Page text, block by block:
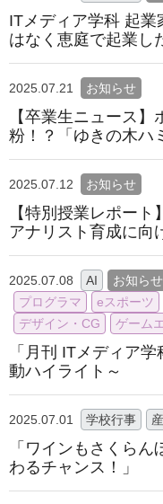
ITメディア学科 起
はなく恵庭で起業し
2025.07.21 お知らせ
【卒業生ニュース
粉！？「ゆきの木ハ
2025.07.12 お知らせ
【特別授業レポー
アナリスト育成に向
2025.07.08 AI お知らせ
プログラマ
eスポーツ
デザイン・CG
ゲーム
「月刊 ITメディア
動ハイライト～
2025.07.01 学校行事
「ワインもさくらん
わるチャンス！」